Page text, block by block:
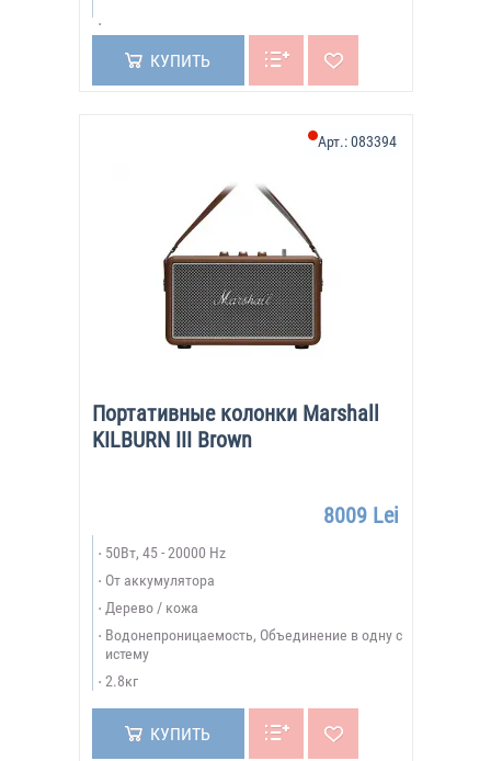
КУПИТЬ
Портативные колонки Marshall
KILBURN III Brown
Арт.:083394
8009 Lei
50Вт, 45 - 20000 Hz
От аккумулятора
Дерево / кожа
Водонепроницаемость, Объединение в одну с
истему
2.8кг
КУПИТЬ